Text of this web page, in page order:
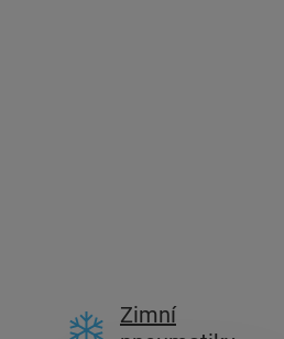
Zimní